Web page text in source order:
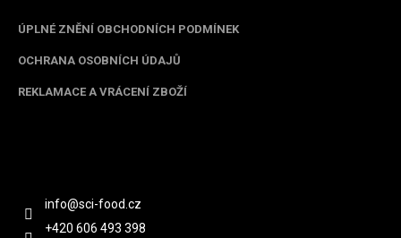
ÚPLNÉ ZNĚNÍ OBCHODNÍCH PODMÍNEK
OCHRANA OSOBNÍCH ÚDAJŮ
REKLAMACE A VRÁCENÍ ZBOŽÍ
info@sci-food.cz
+420 606 493 398